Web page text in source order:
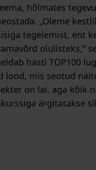
hõlmates
„Oleme
tegelemist, ent
olulisteks,"
hästi TOP100
lood, mis seotud
on lai, aga kõik
ärgitatakse